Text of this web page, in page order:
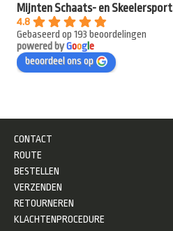
Mijnten Schaats- en Skeelersport
4.8
Gebaseerd op 193 beoordelingen
powered byGooge
beoordeel ons op
CONTACT
ROUTE
BESTELLEN
VERZENDEN
RETOURNEREN
KLACHTENPROCEDURE